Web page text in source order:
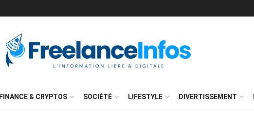
FINANCE & CRYPTOS SOCIÉTÉ LIFESTYLE DIVERTISSEMENT